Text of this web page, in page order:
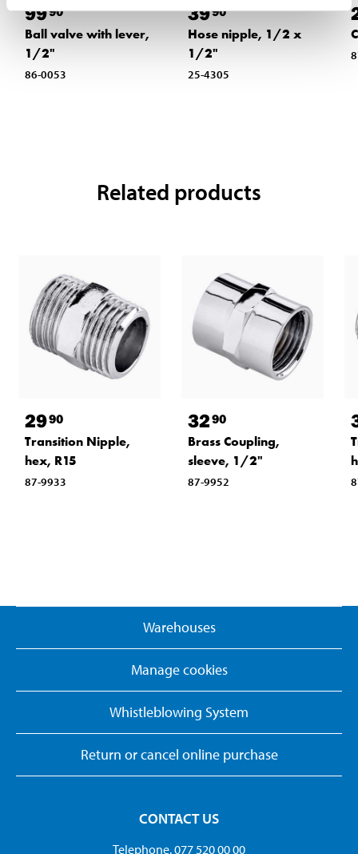
9990
Ball valve with lever,
1/2"
86-0053
3990
Hose nipple, 1/2 x
1/2"
25-4305
Related products
2990
Transition Nipple,
hex, R15
87-9933
3290
Brass Coupling,
sleeve, 1/2"
87-9952
Warehouses
Manage cookies
Whistleblowing System
Return or cancel online purchase
CONTACT US
Telephone. 077 520 00 00